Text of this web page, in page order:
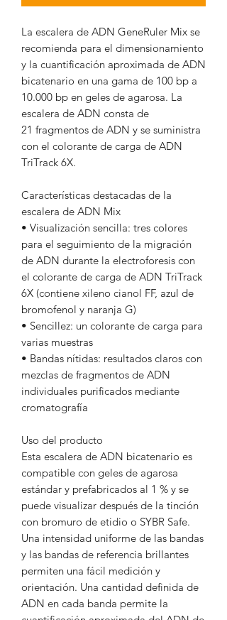
La escalera de ADN GeneRuler Mix se
recomienda para el dimensionamiento
y la cuantificación aproximada de ADN
bicatenario en una gama de 100 bp a
10.000 bp en geles de agarosa. La
escalera de ADN consta de
21 fragmentos de ADN y se suministra
con el colorante de carga de ADN
TriTrack 6X.
Características destacadas de la
escalera de ADN Mix
• Visualización sencilla: tres colores
para el seguimiento de la migración
de ADN durante la electroforesis con
el colorante de carga de ADN TriTrack
6X (contiene xileno cianol FF, azul de
bromofenol y naranja G)
• Sencillez: un colorante de carga para
varias muestras
• Bandas nítidas: resultados claros con
mezclas de fragmentos de ADN
individuales purificados mediante
cromatografía
Uso del producto
Esta escalera de ADN bicatenario es
compatible con geles de agarosa
estándar y prefabricados al 1 % y se
puede visualizar después de la tinción
con bromuro de etidio o SYBR Safe.
Una intensidad uniforme de las bandas
y las bandas de referencia brillantes
permiten una fácil medición y
orientación. Una cantidad definida de
ADN en cada banda permite la